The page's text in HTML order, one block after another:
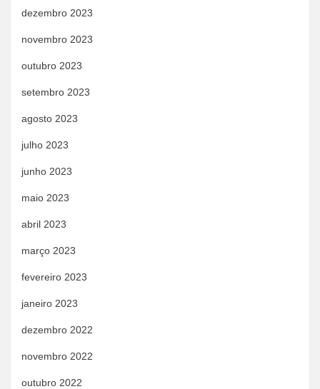
dezembro 2023
novembro 2023
outubro 2023
setembro 2023
agosto 2023
julho 2023
junho 2023
maio 2023
abril 2023
março 2023
fevereiro 2023
janeiro 2023
dezembro 2022
novembro 2022
outubro 2022